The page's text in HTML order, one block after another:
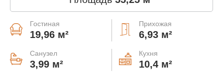
Гостиная
19,96 м²
Прихожая
6,93 м²
Санузел
3,99 м²
Кухня
10,4 м²